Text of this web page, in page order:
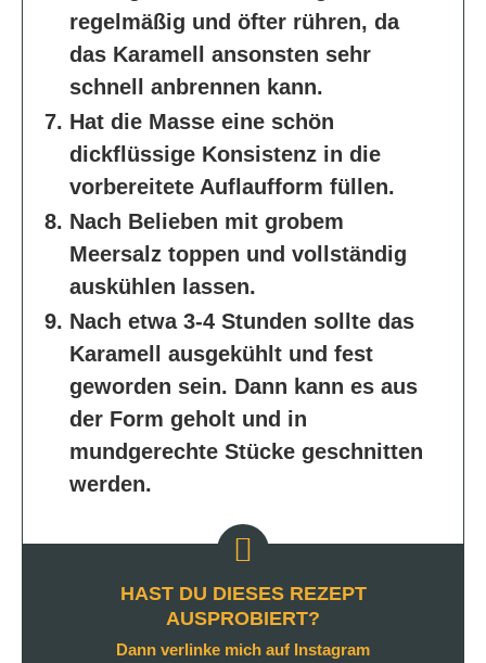
regelmäßig und öfter rühren, da
das Karamell ansonsten sehr
schnell anbrennen kann.
Hat die Masse eine schön
dickflüssige Konsistenz in die
vorbereitete Auflaufform füllen.
Nach Belieben mit grobem
Meersalz toppen und vollständig
auskühlen lassen.
Nach etwa 3-4 Stunden sollte das
Karamell ausgekühlt und fest
geworden sein. Dann kann es aus
der Form geholt und in
mundgerechte Stücke geschnitten
werden.
HAST DU DIESES REZEPT
AUSPROBIERT?
Dann verlinke mich auf Instagram